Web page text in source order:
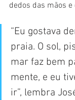
dedos das mãos e
“Eu gostava
praia. O sol,
mar faz bem
mente, e eu
ir”, lembra